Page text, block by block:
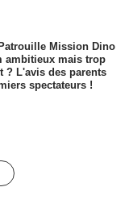
Mission Dino
ambitieux mais trop
? L'avis des parents
spectateurs !